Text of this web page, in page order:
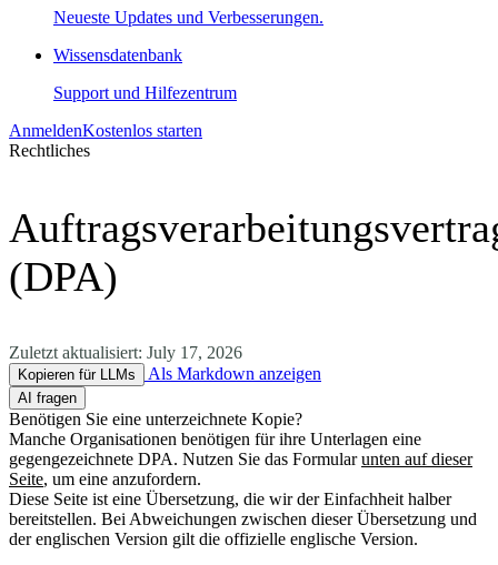
Neueste Updates und Verbesserungen.
Wissensdatenbank
Support und Hilfezentrum
AnmeldenKostenlos starten
Rechtliches
(DPA)
Zuletzt aktualisiert: July 17, 2026
Kopieren für LLMs Als Markdown anzeigen
AI fragen
Benötigen Sie eine unterzeichnete Kopie?
Manche Organisationen benötigen für ihre Unterlagen eine
gegengezeichnete DPA. Nutzen Sie das Formularunten auf dieser
Seite, um eine anzufordern.
Diese Seite ist eine Übersetzung, die wir der Einfachheit halber
bereitstellen. Bei Abweichungen zwischen dieser Übersetzung und
der englischen Version gilt die offizielle englische Version.